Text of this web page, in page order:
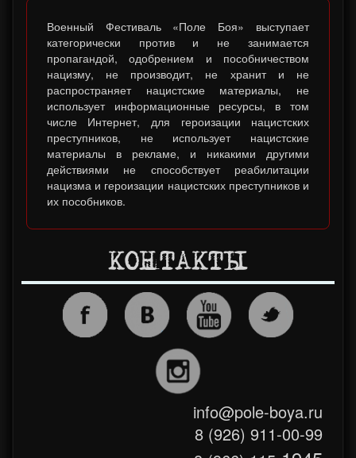
Военный Фестиваль «Поле Боя» выступает
категорически против и не занимается
пропагандой, одобрением и пособничеством
нацизму, не производит, не хранит и не
распространяет нацистские материалы, не
использует информационные ресурсы, в том
числе Интернет, для героизации нацистских
преступников, не использует нацистские
материалы в рекламе, и никакими другими
действиями не способствует реабилитации
нацизма и героизации нацистских преступников и
их пособников.
КОНТАКТЫ
info@pole-boya.ru
8 (926) 911-00-99